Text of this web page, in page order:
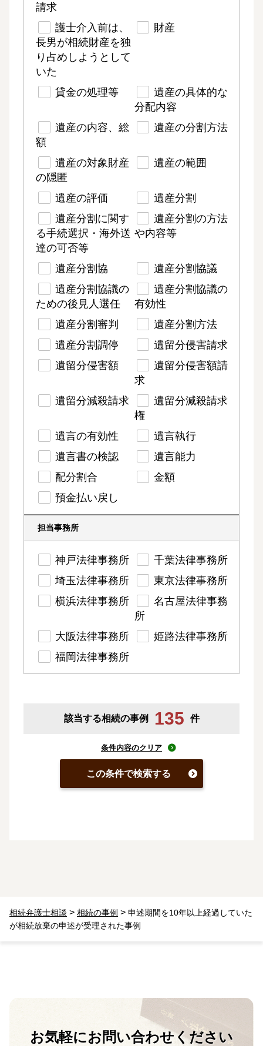
請求
護士介入前は、
長男が相続財産を独
り占めしようとして
いた
財産
貸金の処理等
遺産の具体的な
分配内容
遺産の内容、総
額
遺産の分割方法
遺産の対象財産
の隠匿
遺産の範囲
遺産の評価
遺産分割
遺産分割に関す
る手続選択・海外送
達の可否等
遺産分割の方法
や内容等
遺産分割協
遺産分割協議
遺産分割協議の
ための後見人選任
遺産分割協議の
有効性
遺産分割審判
遺産分割方法
遺産分割調停
遺留分侵害請求
遺留分侵害額
遺留分侵害額請
求
遺留分減殺請求
遺留分減殺請求
権
遺言の有効性
遺言執行
遺言書の検認
遺言能力
配分割合
金額
預金払い戻し
担当事務所
神戸法律事務所
千葉法律事務所
埼玉法律事務所
東京法律事務所
横浜法律事務所
名古屋法律事務
所
大阪法律事務所
姫路法律事務所
福岡法律事務所
該当する相続の事例 135 件
条件内容のクリア
この条件で検索する
相続弁護士相談 > 相続の事例 > 申述期間を10年以上経過していた
が相続放棄の申述が受理された事例
お気軽にお問い合わせください